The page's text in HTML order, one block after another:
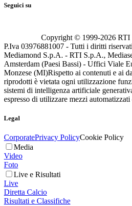
Seguici su
Copyright © 1999-2026 RTI
P.Iva 03976881007 - Tutti i diritti
Mediamond S.p.A. - RTI S.p.A.,
Amsterdam (Paesi Bassi) - Uffici Viale
Monzese (MI)Rispetto ai contenuti e ai
riprodotti è vietata ogni utilizzazione
sistemi di intelligenza artificiale
espresso di utilizzare mezzi
Legal
CorporatePrivacy PolicyCookie Policy
Media
Video
Foto
Live e Risultati
Live
Diretta Calcio
Risultati e Classifiche